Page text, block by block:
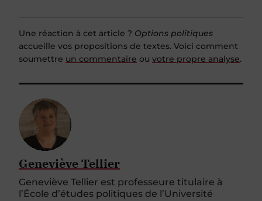
Une réaction à cet article ? Options politiques
accueille vos propositions de textes. Voici comment
soumettre un commentaire ou votre propre analyse.
Geneviève Tellier
Geneviève Tellier est professeure titulaire à
l’École d’études politiques de l’Université